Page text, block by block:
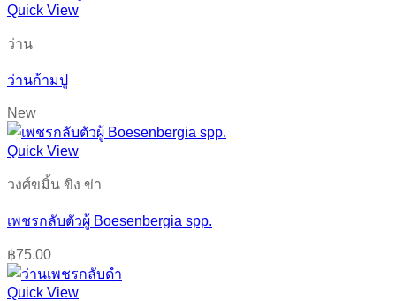
Quick View
ว่าน
ว่านก้ามปู
New
Quick View
วงศ์ขมิ้น ขิง ข่า
เพชรกลับตัวผู้ Boesenbergia spp.
฿75.00
Quick View